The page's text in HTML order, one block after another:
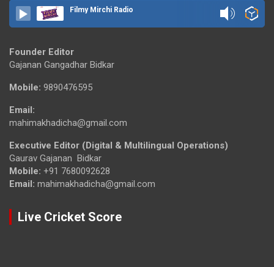
Filmy Mirchi Radio
Founder Editor
Gajanan Gangadhar Bidkar
Mobile: 9890476595
Email:
mahimakhadicha@gmail.com
Executive Editor (Digital & Multilingual Operations)
Gaurav Gajanan Bidkar
Mobile: +91 7680092628
Email: mahimakhadicha@gmail.com
Live Cricket Score